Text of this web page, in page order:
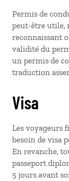
Permis de
peut-être utile,
reconnaissant
validité du
un permis de
traduction
Visa
Les voyageurs
besoin de visa
En revanche,
passeport
5 jours avant